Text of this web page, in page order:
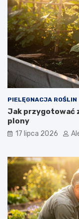
PIELĘGNACJA ROŚLIN
Jak przygotować
plony
17 lipca 2026